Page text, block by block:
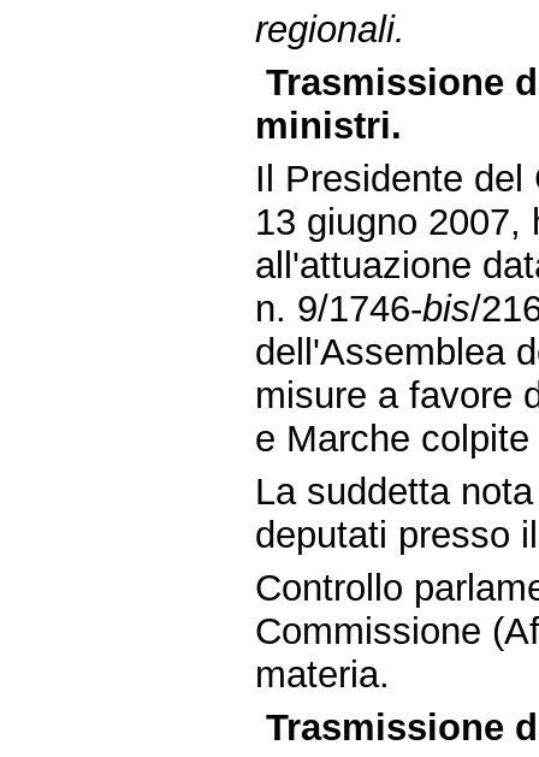
regionali.
Trasmissione
ministri.
Il Presidente
13 giugno 2007,
all'attuazione
n. 9/1746-bis/
dell'Assemblea
misure a favore
e Marche
La suddetta
deputati presso
Controllo
Commissione
materia.
Trasmissione